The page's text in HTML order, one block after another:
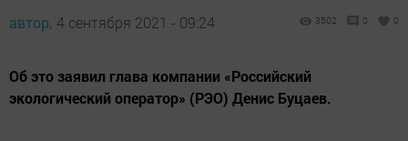
автор, 4 сентября 2021 - 09:24 3502 0 0
Об это заявил глава компании «Российский
экологический оператор» (РЭО) Денис Буцаев.